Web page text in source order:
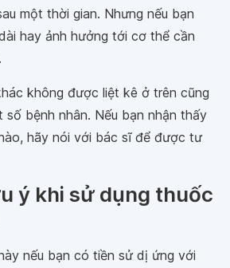
một thời gian. Nhưng nếu bạn
hay ảnh hưởng tới cơ thể cần
không được liệt kê ở trên cũng
bệnh nhân. Nếu bạn nhận thấy
hãy nói với bác sĩ để được tư
ý khi sử dụng thuốc
nếu bạn có tiền sử dị ứng với